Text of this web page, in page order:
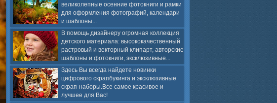
великолепные осенние фотокниги и рамки
для оформления фотографий, календари
и шаблоны...
В помощь дизайнеру огромная коллекция
детского материала: высококачественный
растровый и векторный клипарт, авторские
шаблоны и фотокниги, эксклюзивные...
Здесь Вы всегда найдете новинки
цифрового скрапбукинга и эксклюзивные
скрап-наборы.Все самое красивое и
лучшее для Вас!